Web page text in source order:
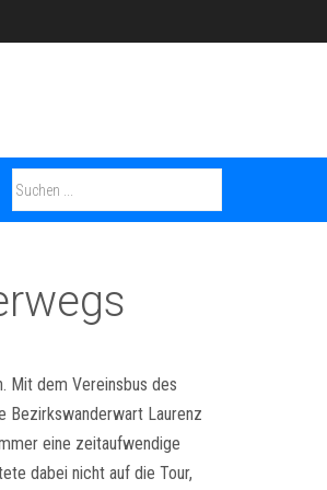
Mit dem Vereinsbus des
Bezirkswanderwart Laurenz
eine zeitaufwendige
dabei nicht auf die Tour,